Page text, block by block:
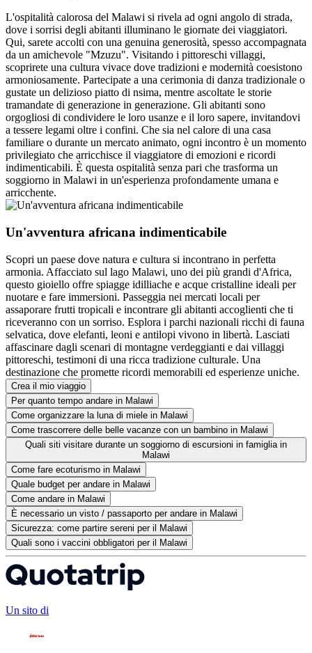
L'ospitalità calorosa del Malawi si rivela ad ogni angolo di strada,
dove i sorrisi degli abitanti illuminano le giornate dei viaggiatori.
Qui, sarete accolti con una genuina generosità, spesso accompagnata
da un amichevole "Mzuzu". Visitando i pittoreschi villaggi,
scoprirete una cultura vivace dove tradizioni e modernità coesistono
armoniosamente. Partecipate a una cerimonia di danza tradizionale o
gustate un delizioso piatto di nsima, mentre ascoltate le storie
tramandate di generazione in generazione. Gli abitanti sono
orgogliosi di condividere le loro usanze e il loro sapere, invitandovi
a tessere legami oltre i confini. Che sia nel calore di una casa
familiare o durante un mercato animato, ogni incontro è un momento
privilegiato che arricchisce il viaggiatore di emozioni e ricordi
indimenticabili. È questa ospitalità senza pari che trasforma un
soggiorno in Malawi in un'esperienza profondamente umana e
arricchente.
Un'avventura africana indimenticabile
Scopri un paese dove natura e cultura si incontrano in perfetta
armonia. Affacciato sul lago Malawi, uno dei più grandi d'Africa,
questo gioiello offre spiagge idilliache e acque cristalline ideali per
nuotare e fare immersioni. Passeggia nei mercati locali per
assaporare frutti tropicali e incontrare gli abitanti accoglienti che ti
riceveranno con un sorriso. Esplora i parchi nazionali ricchi di fauna
selvatica, dove elefanti, leoni e antilopi vivono in libertà. Lasciati
affascinare dagli scenari di montagne verdeggianti e dai villaggi
pittoreschi, testimoni di una ricca tradizione culturale. Una
destinazione che promette ricordi memorabili ed esperienze uniche.
Crea il mio viaggio
Per quanto tempo andare in Malawi
Come organizzare la luna di miele in Malawi
Come trascorrere delle belle vacanze con un bambino in Malawi
Quali siti visitare durante un soggiorno di escursioni in famiglia in
Malawi
Come fare ecoturismo in Malawi
Quale budget per andare in Malawi
Come andare in Malawi
È necessario un visto / passaporto per andare in Malawi
Sicurezza: come partire sereni per il Malawi
Quali sono i vaccini obbligatori per il Malawi
Un sito di